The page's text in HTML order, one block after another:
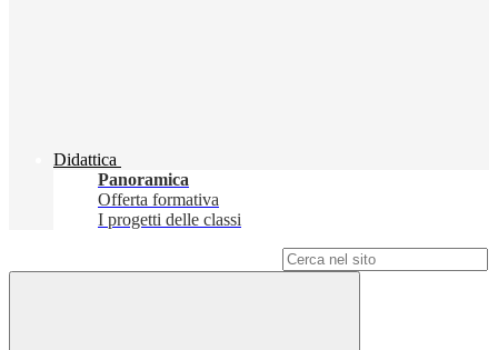
Didattica
Panoramica
Offerta formativa
I progetti delle classi